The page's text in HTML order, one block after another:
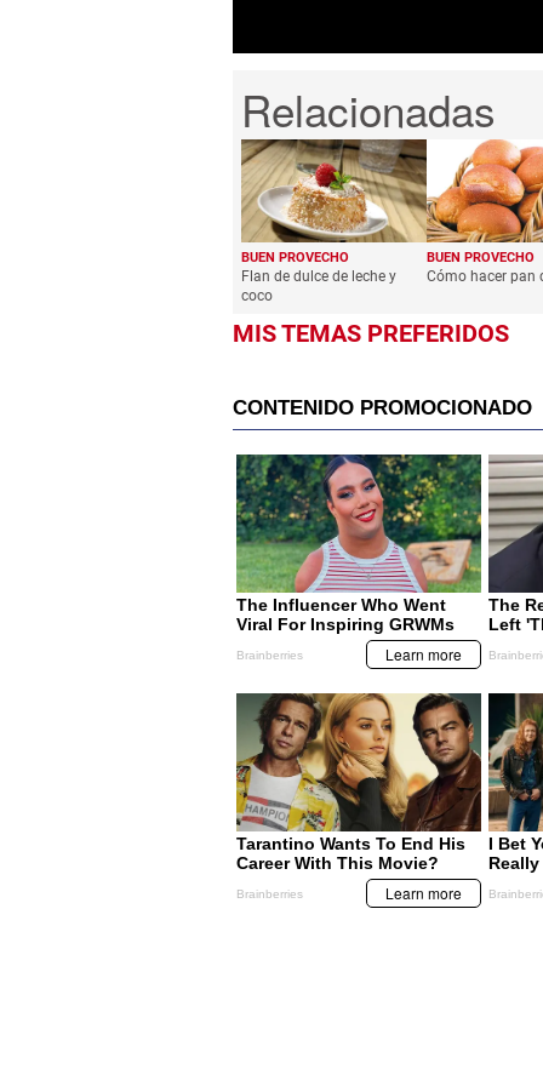
BUEN PROVECHO
Flan de dulce de leche y
coco
BUEN PROVECHO
Cómo hacer pan
MIS TEMAS PREFERIDOS